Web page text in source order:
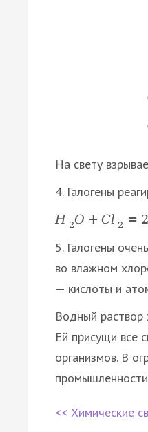
На свету
4. Галогены
H 2O + Cl 2 =
5. Галогены
во влажном
— кислоты и
Водный
Ей присущи все
организмов. В
<< Химические